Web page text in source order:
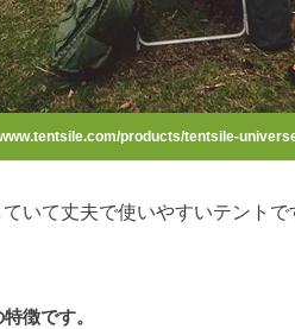
products/tentsile-
いて丈夫で使いやすいテント
徴です。